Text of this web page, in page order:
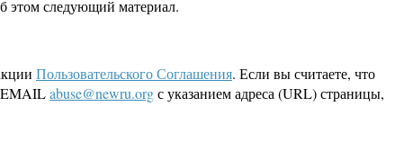
этом следующий материал.
Пользовательского Соглашения. Если вы считаете, что
EMAILabuse@newru.orgс указанием адреса (URL) страницы,